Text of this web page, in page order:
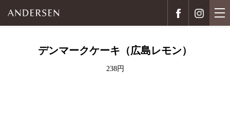
デンマークケーキ（広島レモン）
238円